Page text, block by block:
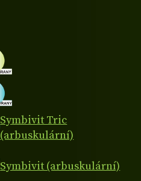
Symbivit Tric
(arbuskulární)
Symbivit (arbuskulární)